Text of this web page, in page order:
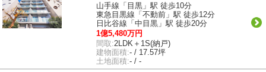
山手線「目黒」駅 徒歩10分
東急目黒線「不動前」駅 徒歩12分
日比谷線「中目黒」駅 徒歩20分
1億5,480万円
間取:2LDK＋1S(納戸)
建物面積:- / 17.57坪
土地面積:- / -